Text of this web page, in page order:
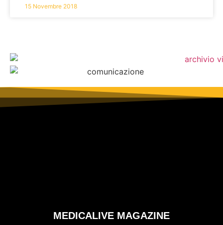
15 Novembre 2018
MEDICALIVE MAGAZINE